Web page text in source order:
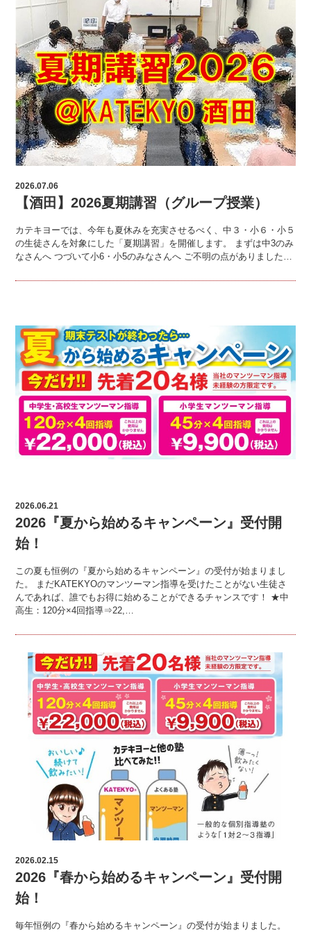
2026.07.06
【酒田】2026夏期講習（グループ授業）
カテキヨーでは、今年も夏休みを充実させるべく、中３・小６・小５
の生徒さんを対象にした「夏期講習」を開催します。 まずは中3のみ
なさんへ つづいて小6・小5のみなさんへ ご不明の点がありました…
2026.06.21
2026『夏から始めるキャンペーン』受付開
始！
この夏も恒例の『夏から始めるキャンペーン』の受付が始まりまし
た。 まだKATEKYOのマンツーマン指導を受けたことがない生徒さ
んであれば、誰でもお得に始めることができるチャンスです！ ★中
高生：120分×4回指導⇒22,…
2026.02.15
2026『春から始めるキャンペーン』受付開
始！
毎年恒例の『春から始めるキャンペーン』の受付が始まりました。